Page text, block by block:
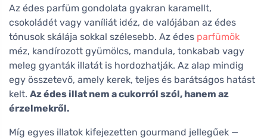
Az édes parfüm gondolata gyakran karamellt,
csokoládét vagy vaníliát idéz, de valójában az édes
tónusok skálája sokkal szélesebb. Az édes parfümök
méz, kandírozott gyümölcs, mandula, tonkabab vagy
meleg gyanták illatát is hordozhatják. Az alap mindig
egy összetevő, amely kerek, teljes és barátságos hatást
kelt. Az édes illat nem a cukorról szól, hanem az
érzelmekről.
Míg egyes illatok kifejezetten gourmand jellegűek —